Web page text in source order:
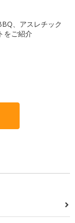
、アスレチック
をご紹介